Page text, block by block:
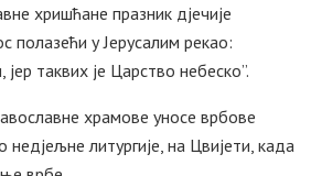
хришћане празник дјечије
полазећи у Јерусалим рекао:
таквих је Царство небеско”.
храмове уносе врбове
недјељне литургије, на Цвијети, када